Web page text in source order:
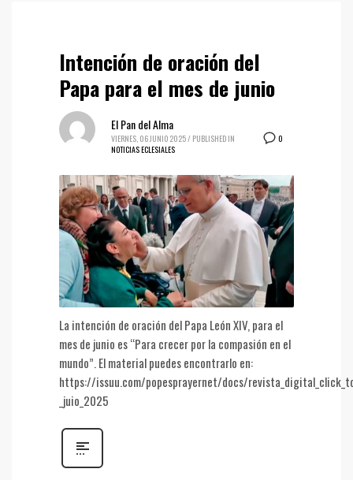
Intención de oración del
Papa para el mes de junio
0
El Pan del Alma
VIERNES, 06 JUNIO 2025/ PUBLISHED IN
NOTICIAS ECLESIALES
La intención de oración del Papa León XIV, para el
mes de junio es “Para crecer por la compasión en el
mundo”. El material puedes encontrarlo en:
https://issuu.com/popesprayernet/docs/
_juio_2025